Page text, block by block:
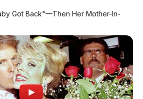
Got Back"—Then Her Mother-In-